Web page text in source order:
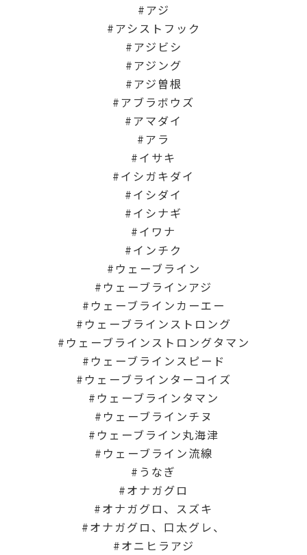
アジ
アシストフック
アジビシ
アジング
アジ曽根
アブラボウズ
アマダイ
アラ
イサキ
イシガキダイ
イシダイ
イシナギ
イワナ
インチク
ウェーブライン
ウェーブラインアジ
ウェーブラインカーエー
ウェーブラインストロング
ウェーブラインストロングタマン
ウェーブラインスピード
ウェーブラインターコイズ
ウェーブラインタマン
ウェーブラインチヌ
ウェーブライン丸海津
ウェーブライン流線
うなぎ
オナガグロ
オナガグロ、スズキ
オナガグロ、口太グレ、
オニヒラアジ